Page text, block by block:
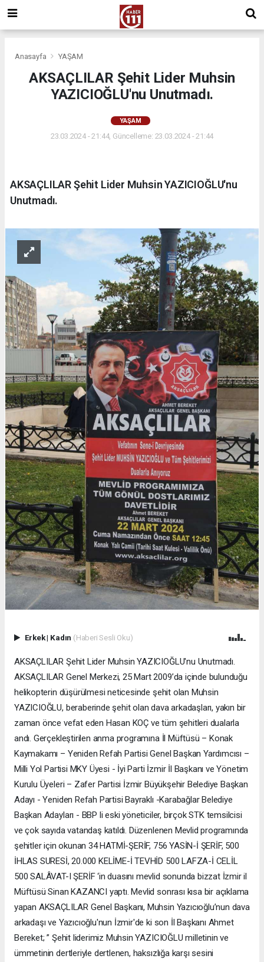
Anasayfa YAŞAM
AKSAÇLILAR Şehit Lider Muhsin
YAZICIOĞLU'nu Unutmadı.
YAŞAM
23.03.2024 - 21:44, Güncelleme: 23.03.2024 - 21:44
AKSAÇLILAR Şehit Lider Muhsin YAZICIOĞLU'nu
Unutmadı.
Erkek| Kadın (Haberi Sesli Oku)
AKSAÇLILAR Şehit Lider Muhsin YAZICIOĞLU'nu Unutmadı.
AKSAÇLILAR Genel Merkezi, 25 Mart 2009’da içinde bulunduğu
helikopterin düşürülmesi neticesinde şehit olan Muhsin
YAZICIOĞLU, beraberinde şehit olan dava arkadaşları, yakın bir
zaman önce vefat eden Hasan KOÇ ve tüm şehitleri dualarla
andı. Gerçekleştirilen anma programına İl Müftüsü – Konak
Kaymakamı – Yeniden Refah Partisi Genel Başkan Yardımcısı –
Milli Yol Partisi MKY Üyesi - İyi Parti İzmir İl Başkanı ve Yönetim
Kurulu Üyeleri – Zafer Partisi İzmir Büyükşehir Belediye Başkan
Adayı - Yeniden Refah Partisi Bayraklı -Karabağlar Belediye
Başkan Adayları - BBP li eski yöneticiler, birçok STK temsilcisi
ve çok sayıda vatandaş katıldı. Düzenlenen Mevlid programında
şehitler için okunan 34 HATMİ-ŞERİF, 756 YASİN-İ ŞERİF, 500
İHLAS SURESİ, 20.000 KELİME-İ TEVHİD 500 LAFZA-İ CELİL
500 SALÂVAT-I ŞERİF ‘in duasını mevlid sonunda bizzat İzmir il
Müftüsü Sinan KAZANCI yaptı. Mevlid sonrası kısa bir açıklama
yapan AKSAÇLILAR Genel Başkanı, Muhsin Yazıcıoğlu’nun dava
arkadaşı ve Yazıcıoğlu'nun İzmir'de ki son İl Başkanı Ahmet
Bereket; ” Şehit liderimiz Muhsin YAZICIOĞLU milletinin ve
ümmetinin dertleriyle dertlenen, haksızlığa karşı sesini